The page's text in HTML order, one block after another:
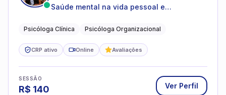
Saúde mental na vida pessoal e
Psicóloga Clínica Psicóloga Organizacional
CRP ativo Online Avaliações
SESSÃO
R$ 140 Ver Perfil